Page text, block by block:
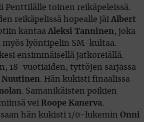
Penttilälle toinen reikäpeleissä.
reikäpelissä hopealle jäi Albert
kantaa Aleksi Tanninen, joka
lyöntipelin SM-kultaa.
ensimmäisellä jatkoreiällä.
18-vuotiaiden, tyttöjen sarjassa
Nuutinen. Hän kukisti finaalissa
. Samanikäisten poikien
vei Roope Kanerva.
hän kukisti 1/0-lukemin Onni